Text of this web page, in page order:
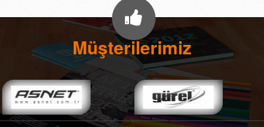
Müşterilerimiz